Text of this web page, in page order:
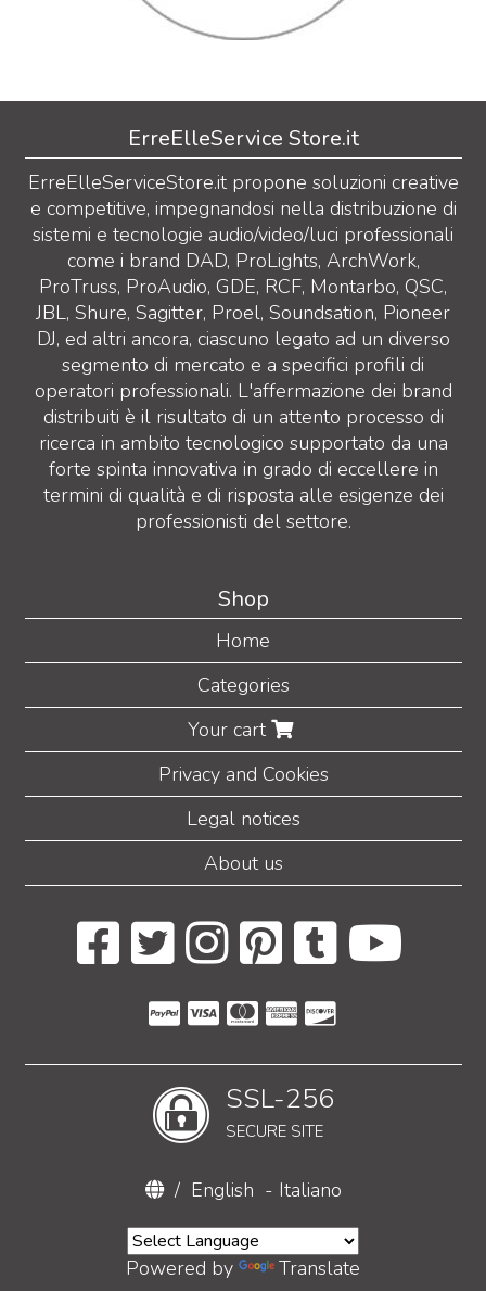
ErreElleService Store.it
ErreElleServiceStore.it propone soluzioni creative
e competitive, impegnandosi nella distribuzione di
sistemi e tecnologie audio/video/luci professionali
come i brand DAD, ProLights, ArchWork,
ProTruss, ProAudio, GDE, RCF, Montarbo, QSC,
JBL, Shure, Sagitter, Proel, Soundsation, Pioneer
DJ, ed altri ancora, ciascuno legato ad un diverso
segmento di mercato e a specifici profili di
operatori professionali. L'affermazione dei brand
distribuiti è il risultato di un attento processo di
ricerca in ambito tecnologico supportato da una
forte spinta innovativa in grado di eccellere in
termini di qualità e di risposta alle esigenze dei
professionisti del settore.
Shop
Home
Categories
Your cart
Privacy and Cookies
Legal notices
About us
SSL-256
SECURE SITE
/ English - Italiano
Powered by Translate